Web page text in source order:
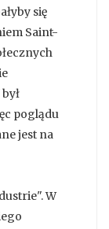
się
Saint-
poglądu
jest na
W